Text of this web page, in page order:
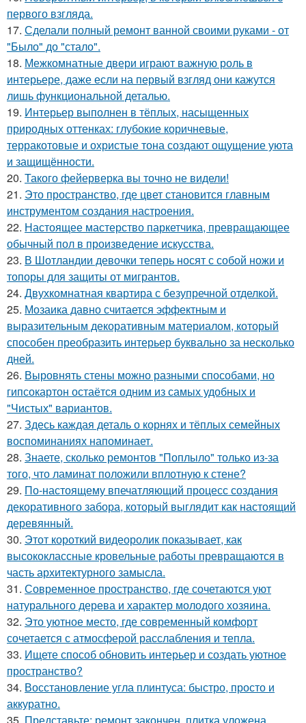
первого взгляда.
17. Сделали полный ремонт ванной своими руками - от
"Было" до "стало".
18. Межкомнатные двери играют важную роль в
интерьере, даже если на первый взгляд они кажутся
лишь функциональной деталью.
19. Интерьер выполнен в тёплых, насыщенных
природных оттенках: глубокие коричневые,
терракотовые и охристые тона создают ощущение уюта
и защищённости.
20. Такого фейерверка вы точно не видели!
21. Это пространство, где цвет становится главным
инструментом создания настроения.
22. Настоящее мастерство паркетчика, превращающее
обычный пол в произведение искусства.
23. В Шотландии девочки теперь носят с собой ножи и
топоры для защиты от мигрантов.
24. Двухкомнатная квартира с безупречной отделкой.
25. Мозаика давно считается эффектным и
выразительным декоративным материалом, который
способен преобразить интерьер буквально за несколько
дней.
26. Выровнять стены можно разными способами, но
гипсокартон остаётся одним из самых удобных и
"Чистых" вариантов.
27. Здесь каждая деталь о корнях и тёплых семейных
воспоминаниях напоминает.
28. Знаете, сколько ремонтов "Поплыло" только из-за
того, что ламинат положили вплотную к стене?
29. По-настоящему впечатляющий процесс создания
декоративного забора, который выглядит как настоящий
деревянный.
30. Этот короткий видеоролик показывает, как
высококлассные кровельные работы превращаются в
часть архитектурного замысла.
31. Современное пространство, где сочетаются уют
натурального дерева и характер молодого хозяина.
32. Это уютное место, где современный комфорт
сочетается с атмосферой расслабления и тепла.
33. Ищете способ обновить интерьер и создать уютное
пространство?
34. Восстановление угла плинтуса: быстро, просто и
аккуратно.